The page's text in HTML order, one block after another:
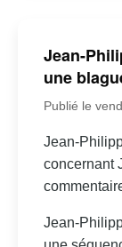
Jean-
une
Publié le
Jean-
concernant
Jean-